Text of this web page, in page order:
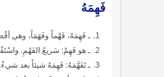
فَهِمَهُ
ـ فَهِمَهُ، فَهْماً وفَهَمَاً، وهي
ـ هو فَهِمٌ: سَريعُ الفَهْمِ.
ـ تَفَهَّمَهُ: فَهِمَهُ شيئاً بعد شيءٌ.